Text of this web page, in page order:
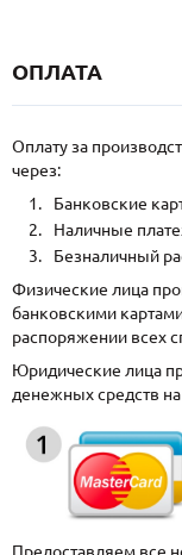
ОПЛАТА
Оплату за
через:
Банковские
Наличные
Безналичный
Физические лица
банковскими
распоряжении всех
Юридические лица
денежных средств
Предоставляем все